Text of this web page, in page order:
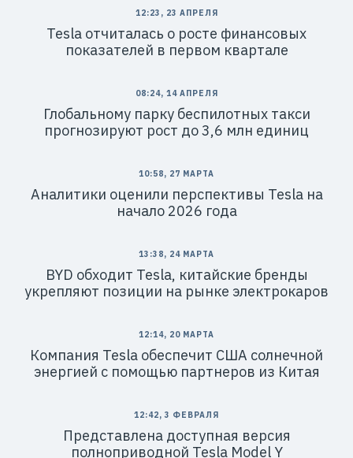
12:23, 23 АПРЕЛЯ
Tesla отчиталась о росте финансовых
показателей в первом квартале
08:24, 14 АПРЕЛЯ
Глобальному парку беспилотных такси
прогнозируют рост до 3,6 млн единиц
10:58, 27 МАРТА
Аналитики оценили перспективы Tesla на
начало 2026 года
13:38, 24 МАРТА
BYD обходит Tesla, китайские бренды
укрепляют позиции на рынке электрокаров
12:14, 20 МАРТА
Компания Tesla обеспечит США солнечной
энергией с помощью партнеров из Китая
12:42, 3 ФЕВРАЛЯ
Представлена доступная версия
полноприводной Tesla Model Y